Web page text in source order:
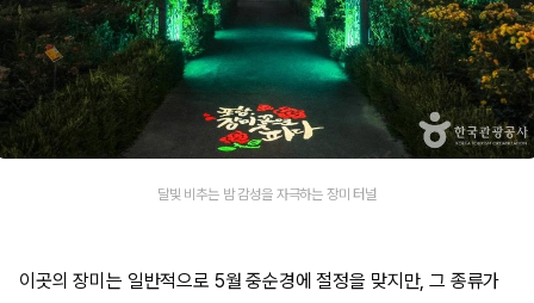
달빛 비추는 밤 감성을 자극하는 장미 터널
이곳의 장미는 일반적으로 5월 중순경에 절정을 맞지만, 그 종류가